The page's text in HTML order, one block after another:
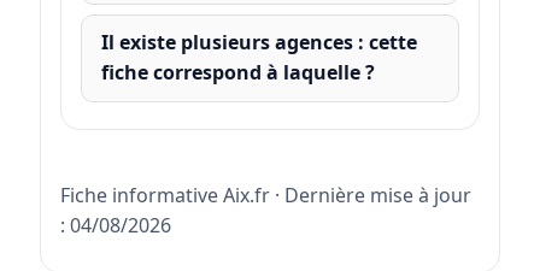
Il existe plusieurs agences : cette
fiche correspond à laquelle ?
Fiche informative Aix.fr · Dernière mise à jour
: 04/08/2026